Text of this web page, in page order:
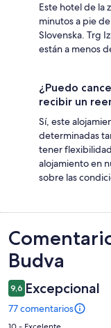
Este hotel de la
minutos a pie
Slovenska. Trg
están a menos
¿Puedo
recibir un
Sí, este
determinadas
tener
alojamiento en
sobre las
Comentarios
Budva
9,6 Excepcional
77 comentarios